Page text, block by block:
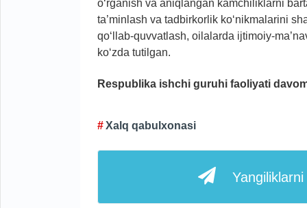
o‘rganish va aniqlangan kamchiliklarni
ta’minlash va tadbirkorlik ko‘nikmalarini
qo‘llab-quvvatlash, oilalarda ijtimoiy-
ko‘zda tutilgan.
Respublika ishchi guruhi faoliyati
Xalq qabulxonasi
Yangiliklarni